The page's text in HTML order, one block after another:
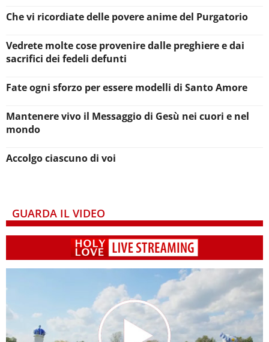
Che vi ricordiate delle povere anime del Purgatorio
Vedrete molte cose provenire dalle preghiere e dai
sacrifici dei fedeli defunti
Fate ogni sforzo per essere modelli di Santo Amore
Mantenere vivo il Messaggio di Gesù nei cuori e nel
mondo
Accolgo ciascuno di voi
GUARDA IL VIDEO